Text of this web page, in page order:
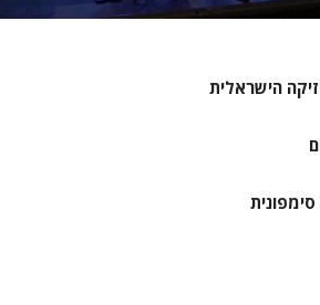
הישראלית